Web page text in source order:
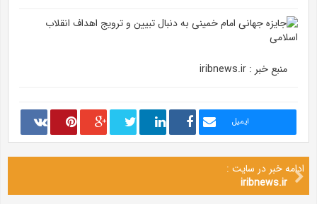
منبع خبر : iribnews.ir
ایمیل
ادامه خبر در سایت :
iribnews.ir